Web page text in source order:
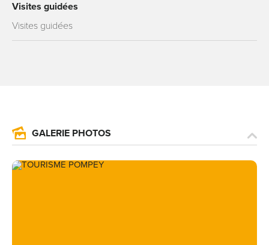
Visites guidées
Visites guidées
GALERIE PHOTOS